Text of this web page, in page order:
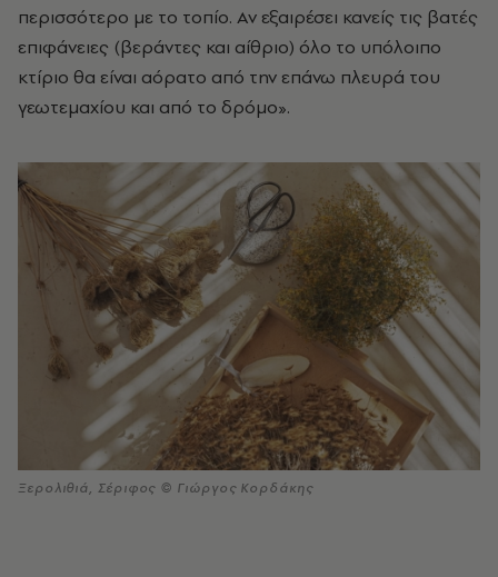
περισσότερο με το τοπίο. Αν εξαιρέσει κανείς τις βατές
επιφάνειες (βεράντες και αίθριο) όλο το υπόλοιπο
κτίριο θα είναι αόρατο από την επάνω πλευρά του
γεωτεμαχίου και από το δρόμο».
Ξερολιθιά, Σέριφος © Γιώργος Κορδάκης